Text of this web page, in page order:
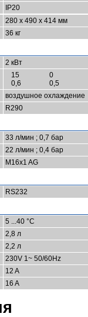
IP20
280 x 490 x 414 мм
36 кг
2 кВт
15
0
0,6
0,5
воздушное охлаждение
R290
33 л/мин ; 0,7 бар
22 л/мин ; 0,4 бар
M16x1 AG
RS232
5 ...40 °C
2,8 л
2,2 л
230V 1~ 50/60Hz
12 A
16 A